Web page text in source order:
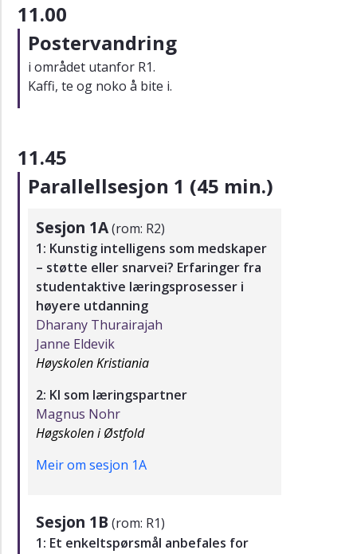
11.00
Postervandring
i området utanfor R1.
Kaffi, te og noko å bite i.
11.45
Parallellsesjon 1 (45 min.)
Sesjon 1A(rom: R2)
1: Kunstig intelligens som medskaper
– støtte eller snarvei? Erfaringer fra
studentaktive læringsprosesser i
høyere utdanning
Dharany Thurairajah
Janne Eldevik
Høyskolen Kristiania
2: KI som læringspartner
Magnus Nohr
Høgskolen i Østfold
Meir om sesjon 1A
Sesjon 1B (rom: R1)
1: Et enkeltspørsmål anbefales for